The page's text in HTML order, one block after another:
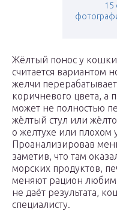
15
Жёлтый понос у
считается вариантом
желчи
коричневого цвета, а
может не полностью
жёлтый стул или
о желтухе или плохом
Проанализировав
заметив, что там
морских продуктов,
меняют рацион
не даёт результата,
специалисту.